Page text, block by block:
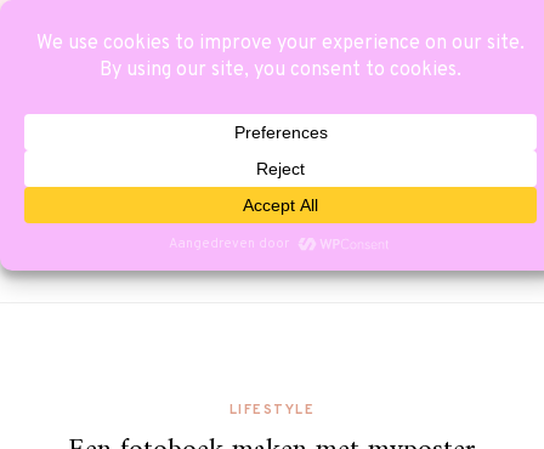
LIFESTYLE